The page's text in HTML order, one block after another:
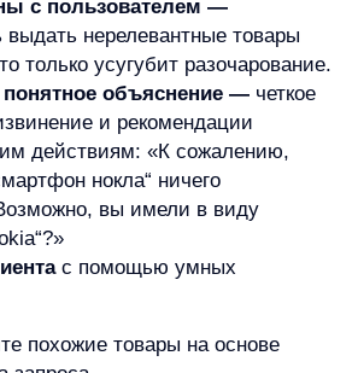
по исправлению запроса,
подборку товаров,
просмотрах, что
процент ухода.
решения для
пустых запросов
движок для eCommerce
выходить далеко за рамки
слов. Вот ключевые
для эффективного поиска:
возможности:
морфологии (поиск